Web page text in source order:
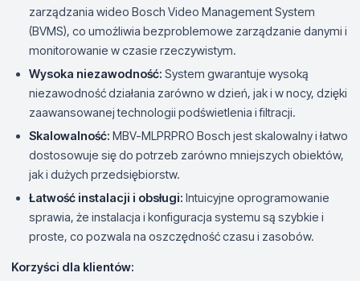
zarządzania wideo Bosch Video Management System
(BVMS), co umożliwia bezproblemowe zarządzanie danymi i
monitorowanie w czasie rzeczywistym.
Wysoka niezawodność: System gwarantuje wysoką
niezawodność działania zarówno w dzień, jak i w nocy, dzięki
zaawansowanej technologii podświetlenia i filtracji.
Skalowalność: MBV-MLPRPRO Bosch jest skalowalny i łatwo
dostosowuje się do potrzeb zarówno mniejszych obiektów,
jak i dużych przedsiębiorstw.
Łatwość instalacji i obsługi: Intuicyjne oprogramowanie
sprawia, że instalacja i konfiguracja systemu są szybkie i
proste, co pozwala na oszczędność czasu i zasobów.
Korzyści dla klientów: